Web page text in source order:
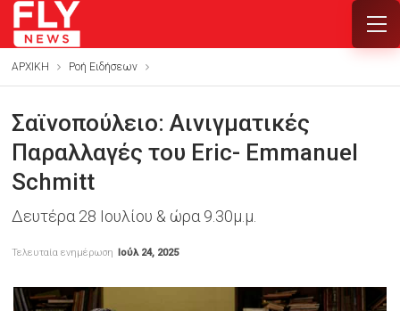
ΑΡΧΙΚΗ Ροή Ειδήσεων
Σαϊνοπούλειο: Αινιγματικές
Παραλλαγές του Eric- Emmanuel
Schmitt
Δευτέρα 28 Ιουλίου & ώρα 9.30μ.μ.
Τελευταία ενημέρωση Ιούλ 24, 2025